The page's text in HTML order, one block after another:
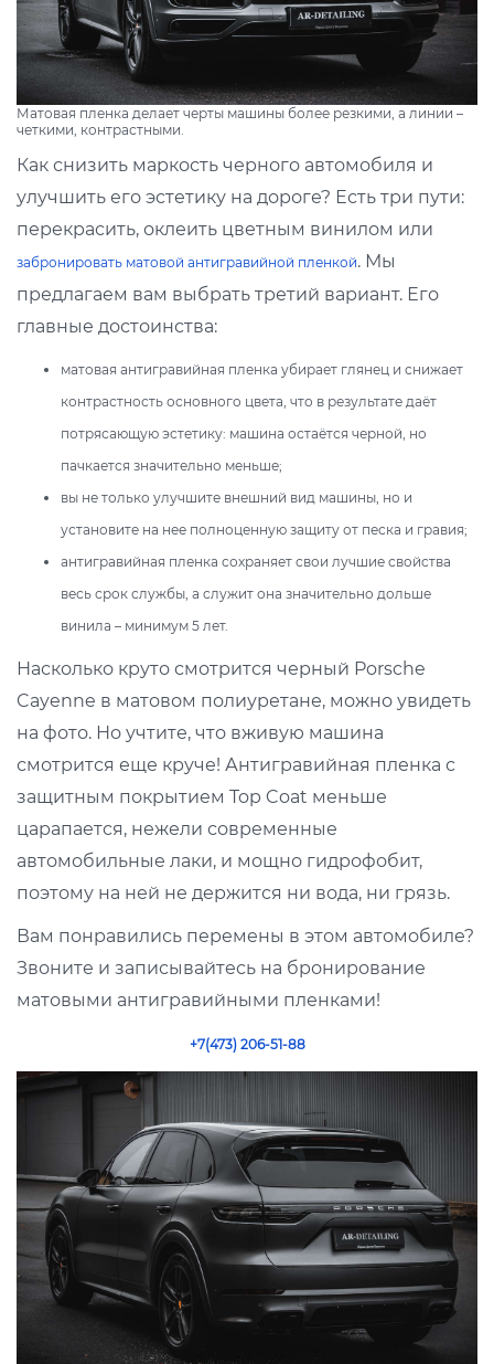
Матовая пленка делает черты машины более резкими, а линии –
четкими, контрастными.
Как снизить маркость черного автомобиля и
улучшить его эстетику на дороге? Есть три пути:
перекрасить, оклеить цветным винилом или
забронировать матовой антигравийной пленкой. Мы
предлагаем вам выбрать третий вариант. Его
главные достоинства:
матовая антигравийная пленка убирает глянец и снижает
контрастность основного цвета, что в результате даёт
потрясающую эстетику: машина остаётся черной, но
пачкается значительно меньше;
вы не только улучшите внешний вид машины, но и
установите на нее полноценную защиту от песка и гравия;
антигравийная пленка сохраняет свои лучшие свойства
весь срок службы, а служит она значительно дольше
винила – минимум 5 лет.
Насколько круто смотрится черный Porsche
Cayenne в матовом полиуретане, можно увидеть
на фото. Но учтите, что вживую машина
смотрится еще круче! Антигравийная пленка с
защитным покрытием Top Coat меньше
царапается, нежели современные
автомобильные лаки, и мощно гидрофобит,
поэтому на ней не держится ни вода, ни грязь.
Вам понравились перемены в этом автомобиле?
Звоните и записывайтесь на бронирование
матовыми антигравийными пленками!
+7(473) 206-51-88